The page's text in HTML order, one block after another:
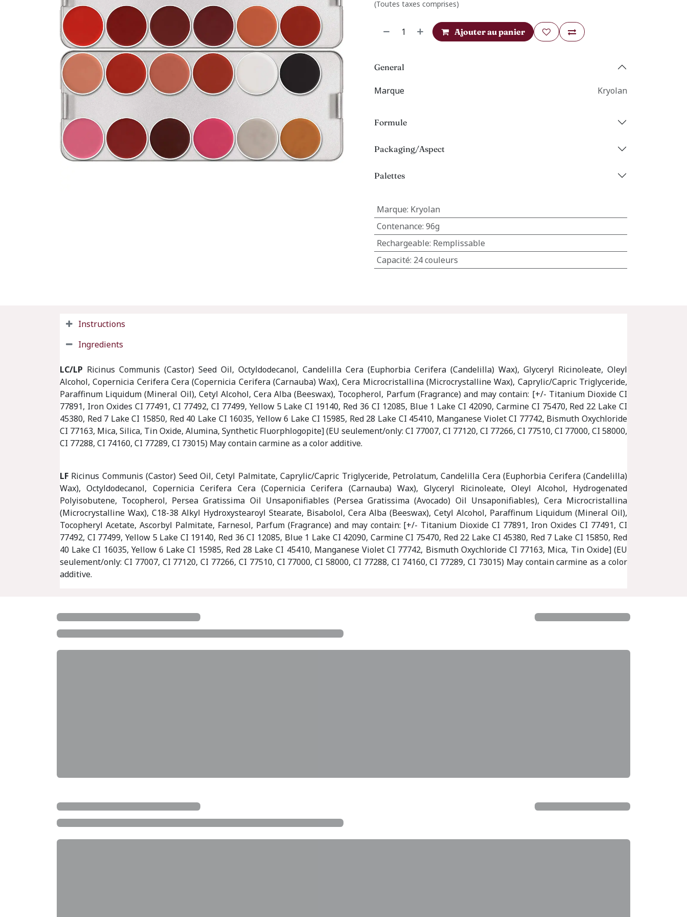
(Toutes taxes comprises)
Ajouter au panier
General
Marque Kryolan
Formule
Packaging/Aspect
Palettes
Marque: Kryolan
Contenance: 96g
Rechargeable: Remplissable
Capacité: 24 couleurs
Instructions
Ingredients
LC/LP Ricinus Communis (Castor) Seed Oil, Octyldodecanol, Candelilla Cera (Euphorbia Cerifera (Candelilla) Wax), Glyceryl Ricinoleate, Oleyl
Alcohol, Copernicia Cerifera Cera (Copernicia Cerifera (Carnauba) Wax), Cera Microcristallina (Microcrystalline Wax), Caprylic/Capric Triglyceride,
Paraffinum Liquidum (Mineral Oil), Cetyl Alcohol, Cera Alba (Beeswax), Tocopherol, Parfum (Fragrance) and may contain: [+/- Titanium Dioxide CI
77891, Iron Oxides CI 77491, CI 77492, CI 77499, Yellow 5 Lake CI 19140, Red 36 CI 12085, Blue 1 Lake CI 42090, Carmine CI 75470, Red 22 Lake CI
45380, Red 7 Lake CI 15850, Red 40 Lake CI 16035, Yellow 6 Lake CI 15985, Red 28 Lake CI 45410, Manganese Violet CI 77742, Bismuth Oxychloride
CI 77163, Mica, Silica, Tin Oxide, Alumina, Synthetic Fluorphlogopite] (EU seulement/only: CI 77007, CI 77120, CI 77266, CI 77510, CI 77000, CI 58000,
CI 77288, CI 74160, CI 77289, CI 73015) May contain carmine as a color additive.
LF Ricinus Communis (Castor) Seed Oil, Cetyl Palmitate, Caprylic/Capric Triglyceride, Petrolatum, Candelilla Cera (Euphorbia Cerifera (Candelilla)
Wax), Octyldodecanol, Copernicia Cerifera Cera (Copernicia Cerifera (Carnauba) Wax), Glyceryl Ricinoleate, Oleyl Alcohol, Hydrogenated
Polyisobutene, Tocopherol, Persea Gratissima Oil Unsaponifiables (Persea Gratissima (Avocado) Oil Unsaponifiables), Cera Microcristallina
(Microcrystalline Wax), C18-38 Alkyl Hydroxystearoyl Stearate, Bisabolol, Cera Alba (Beeswax), Cetyl Alcohol, Paraffinum Liquidum (Mineral Oil),
Tocopheryl Acetate, Ascorbyl Palmitate, Farnesol, Parfum (Fragrance) and may contain: [+/- Titanium Dioxide CI 77891, Iron Oxides CI 77491, CI
77492, CI 77499, Yellow 5 Lake CI 19140, Red 36 CI 12085, Blue 1 Lake CI 42090, Carmine CI 75470, Red 22 Lake CI 45380, Red 7 Lake CI 15850, Red
40 Lake CI 16035, Yellow 6 Lake CI 15985, Red 28 Lake CI 45410, Manganese Violet CI 77742, Bismuth Oxychloride CI 77163, Mica, Tin Oxide] (EU
seulement/only: CI 77007, CI 77120, CI 77266, CI 77510, CI 77000, CI 58000, CI 77288, CI 74160, CI 77289, CI 73015) May contain carmine as a color
additive.